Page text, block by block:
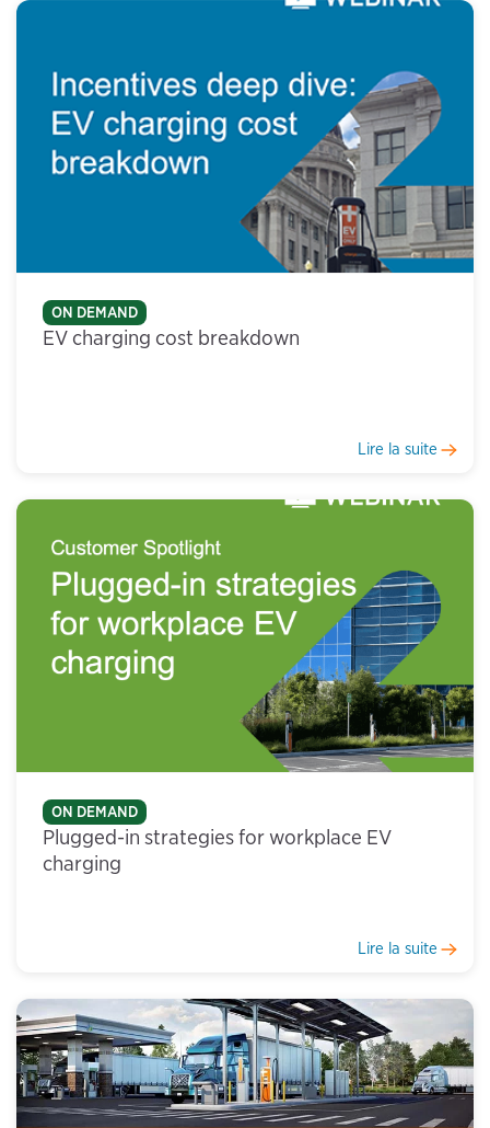
ON DEMAND
EV charging cost breakdown
Lire la suite
ON DEMAND
Plugged-in strategies for workplace EV
charging
Lire la suite